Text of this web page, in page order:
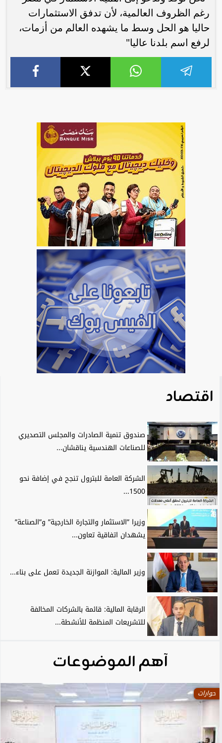
رغم الظروف العالمية، لأن تدفق الاستثمارات
حاليا هو الحل وسط ما يشهده العالم من أزمات،
لرفع اسم بلدنا عاليا"
اقتصاد
صندوق تنمية الصادرات والمجلس التصديري
للصناعات الهندسية يناقشان...
الشركة العامة للبترول تنجح في إضافة نحو
1500...
وزيرا ”الاستثمار والتجارة الخارجية” و”الصناعة”
يشهدان اتفاقية تعاون...
وزير المالية: الموازنة الجديدة تعمل على بناء...
الرقابة المالية: قائمة بالشركات المخالفة
للتشريعات المنظمة للأنشطة...
آهم الموضوعات
حوارات